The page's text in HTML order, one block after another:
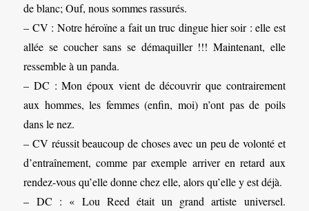
de blanc; Ouf, nous sommes rassurés.
– CV : Notre héroïne a fait un truc dingue hier soir : elle est
allée se coucher sans se démaquiller !!! Maintenant, elle
ressemble à un panda.
– DC : Mon époux vient de découvrir que contrairement
aux hommes, les femmes (enfin, moi) n’ont pas de poils
dans le nez.
– CV réussit beaucoup de choses avec un peu de volonté et
d’entraînement, comme par exemple arriver en retard aux
rendez-vous qu’elle donne chez elle, alors qu’elle y est déjà.
– DC : « Lou Reed était un grand artiste universel.